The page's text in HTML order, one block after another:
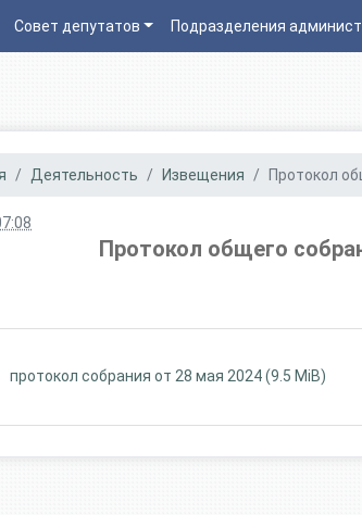
Совет депутатов Подразделения
Деятельность Извещения Протокол
Протокол общего
протокол собрания от 28 мая 2024 (9.5 MiB)